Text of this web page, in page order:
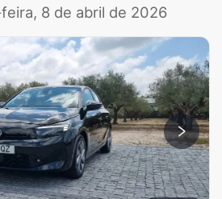
8 de abril de 2026